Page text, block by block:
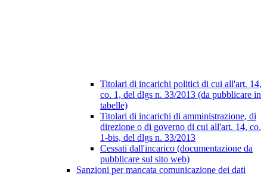
Titolari di incarichi politici di cui all'art. 14,
co. 1, del dlgs n. 33/2013 (da pubblicare in
tabelle)
Titolari di incarichi di amministrazione, di
direzione o di governo di cui all'art. 14, co.
1-bis, del dlgs n. 33/2013
Cessati dall'incarico (documentazione da
pubblicare sul sito web)
Sanzioni per mancata comunicazione dei dati